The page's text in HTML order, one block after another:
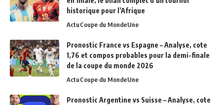
historique pour l’Afrique
ActuCoupe du MondeUne
Pronostic France vs Espagne – Analyse, cote
1,76 et compos probables pour la demi-finale
de la coupe du monde 2026
ActuCoupe du MondeUne
Pronostic Argentine vs Suisse – Analyse, cote